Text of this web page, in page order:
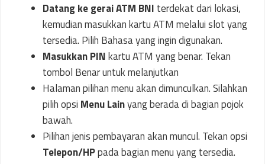
Datang ke gerai ATM BNI terdekat dari lokasi,
kemudian masukkan kartu ATM melalui slot yang
tersedia. Pilih Bahasa yang ingin digunakan.
Masukkan PINkartu ATM yang benar. Tekan
tombol Benar untuk melanjutkan
Halaman pilihan menu akan dimunculkan. Silahkan
pilih opsi Menu Lainyang berada di bagian pojok
bawah.
Pilihan jenis pembayaran akan muncul. Tekan opsi
Telepon/HPpada bagian menu yang tersedia.